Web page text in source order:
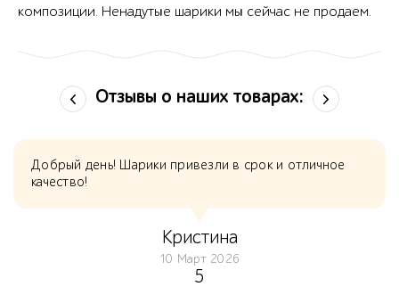
композиции. Ненадутые шарики мы сейчас не продаем.
Отзывы о наших товарах:
Добрый день! Шарики привезли в срок и отличное
качество!
Кристина
10 Март 2026
5